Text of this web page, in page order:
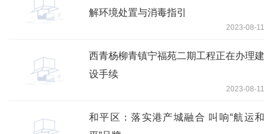
解环境处置与消毒指引
2023-08-11
西青杨柳青镇宁福苑二期工程正在办理建
设手续
2023-08-11
和平区：落实港产城融合 叫响“航运和